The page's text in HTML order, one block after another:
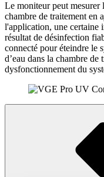
Le moniteur peut
chambre de traitement en
l'application, une certaine
résultat de désinfection
connecté pour éteindre le
d’eau dans la chambre
dysfonctionnement du